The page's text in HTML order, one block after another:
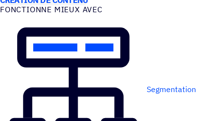
FONC­TIONNE MIEUX AVEC
Segmentation